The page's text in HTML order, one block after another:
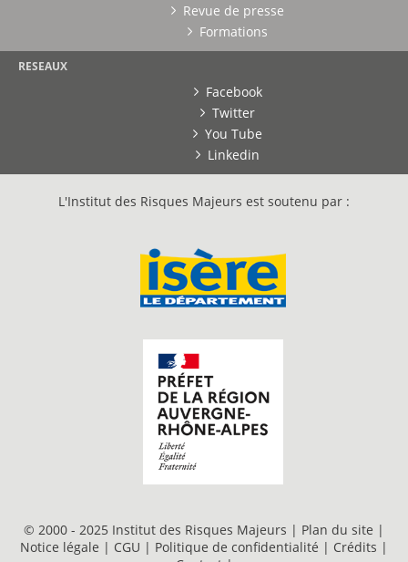
Revue de presse
Formations
RESEAUX
Facebook
Twitter
You Tube
Linkedin
L'Institut des Risques Majeurs est soutenu par :
© 2000 - 2025 Institut des Risques Majeurs | Plan du site |
Notice légale | CGU | Politique de confidentialité | Crédits |